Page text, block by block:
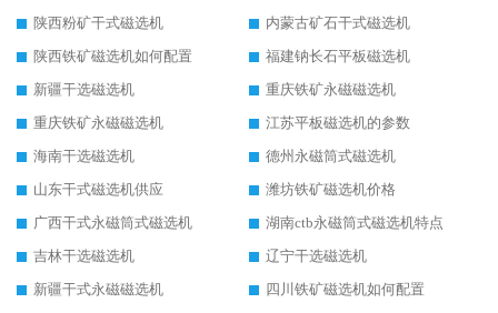
陕西粉矿干式磁选机
内蒙古矿石干式磁选机
陕西铁矿磁选机如何配置
福建钠长石平板磁选机
新疆干选磁选机
重庆铁矿永磁磁选机
重庆铁矿永磁磁选机
江苏平板磁选机的参数
海南干选磁选机
德州永磁筒式磁选机
山东干式磁选机供应
潍坊铁矿磁选机价格
广西干式永磁筒式磁选机
湖南ctb永磁筒式磁选机特点
吉林干选磁选机
辽宁干选磁选机
新疆干式永磁磁选机
四川铁矿磁选机如何配置